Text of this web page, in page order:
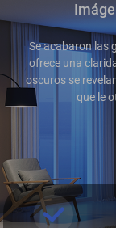
Se acabaron las
ofrece una
oscuros se
que le